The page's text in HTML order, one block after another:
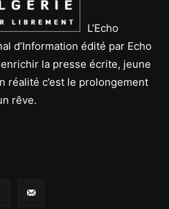
L’Echo
d’Information édité par Echo
la presse écrite, jeune
réalité c’est le prolongement
rêve.